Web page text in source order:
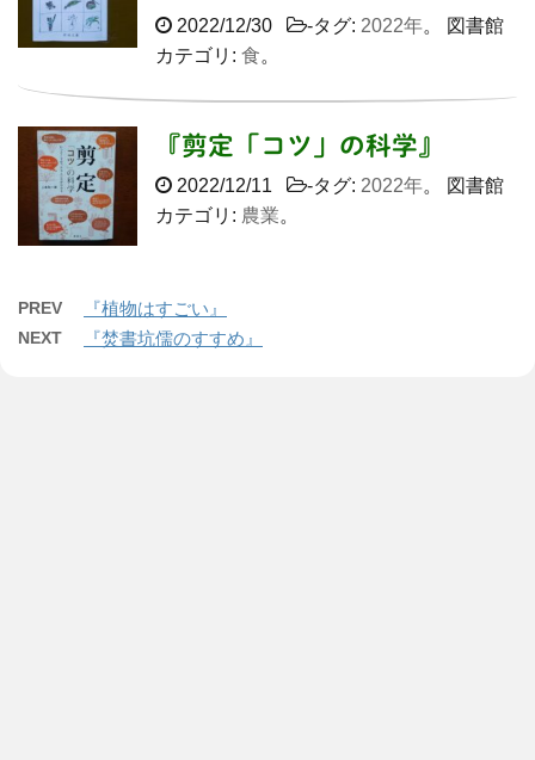
2022/12/30 -タグ: 2022年 。 図書館
カテゴリ: 食
『剪定「コツ」の科学』
2022/12/11 -タグ: 2022年 。 図書館
カテゴリ: 農業
PREV 『植物はすごい』
NEXT 『焚書坑儒のすすめ』